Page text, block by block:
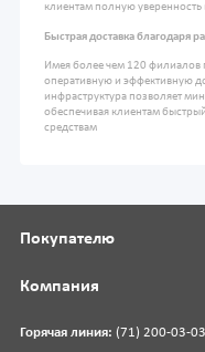
клиентам полную уверенность
Быстрая доставка благодаря
Имея более чем 120 филиалов
оперативную и эффективную
инфраструктура позволяет
обеспечивая клиентам
средствам
Горячая линия: (71) 200-03-03
Покупателю
Компания